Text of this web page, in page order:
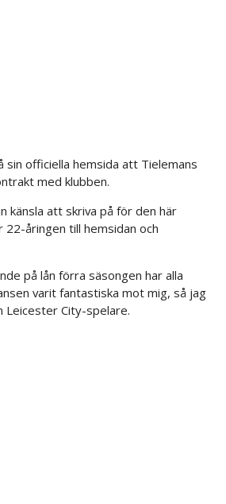
officiella hemsida att Tielemans
med klubben.
känsla att skriva på för den här
åringen till hemsidan och
på lån förra säsongen har alla
varit fantastiska mot mig, så jag
Leicester City-spelare.